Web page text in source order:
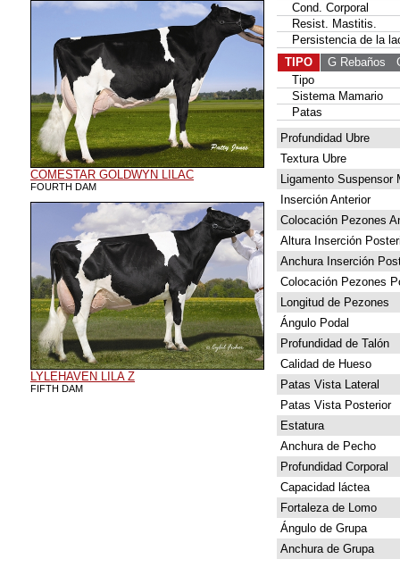
COMESTAR GOLDWYN LILAC
FOURTH DAM
LYLEHAVEN LILA Z
FIFTH DAM
Cond. Corporal
Resist. Mastitis.
Persistencia de la
TIPO
G Rebaños
Tipo
Sistema Mamario
Patas
Profundidad Ubre
Textura Ubre
Ligamento Suspensor
Inserción Anterior
Colocación Pezones
Altura Inserción
Anchura Inserción
Colocación Pezones
Longitud de Pezones
Ángulo Podal
Profundidad de Talón
Calidad de Hueso
Patas Vista Lateral
Patas Vista Posterior
Estatura
Anchura de Pecho
Profundidad Corporal
Capacidad láctea
Fortaleza de Lomo
Ángulo de Grupa
Anchura de Grupa